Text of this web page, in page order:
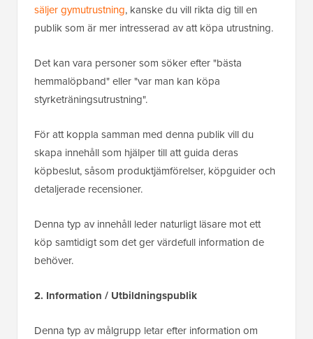
säljer gymutrustning, kanske du vill rikta dig till en
publik som är mer intresserad av att köpa utrustning.
Det kan vara personer som söker efter "bästa
hemmalöpband" eller "var man kan köpa
styrketräningsutrustning".
För att koppla samman med denna publik vill du
skapa innehåll som hjälper till att guida deras
köpbeslut, såsom produktjämförelser, köpguider och
detaljerade recensioner.
Denna typ av innehåll leder naturligt läsare mot ett
köp samtidigt som det ger värdefull information de
behöver.
2. Information / Utbildningspublik
Denna typ av målgrupp letar efter information om